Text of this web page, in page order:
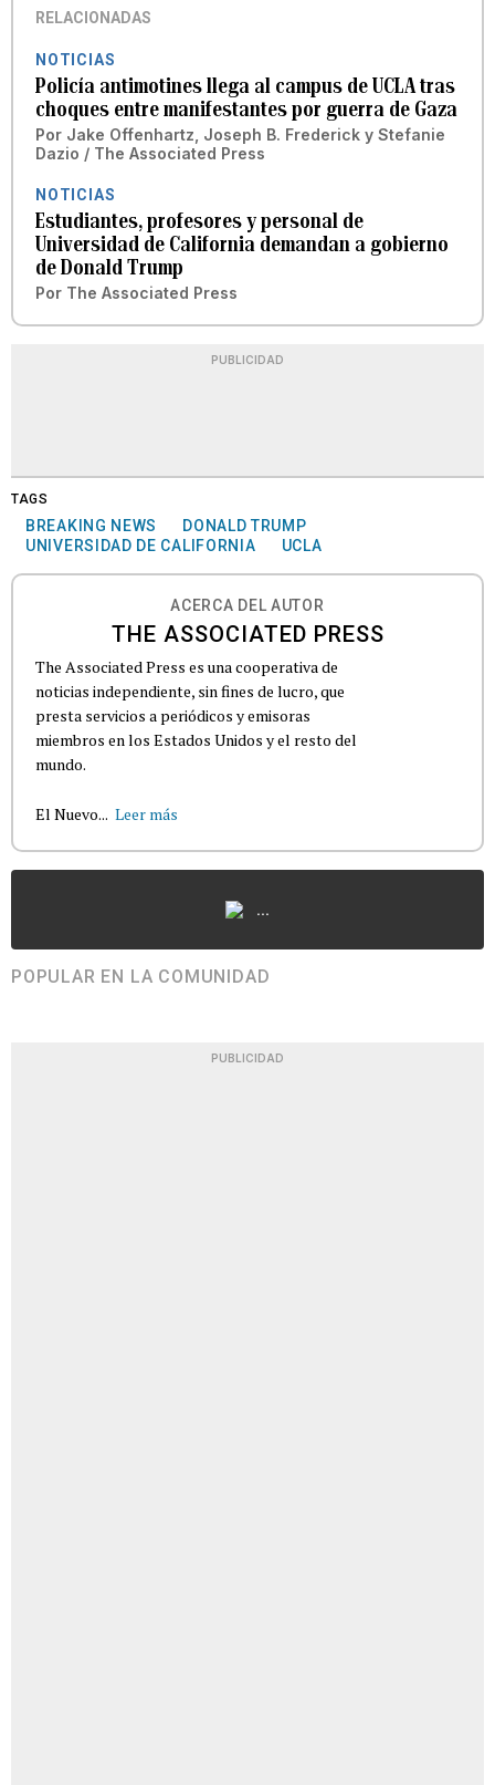
RELACIONADAS
NOTICIAS
Policía antimotines llega al campus de UCLA tras
choques entre manifestantes por guerra de Gaza
Por Jake Offenhartz, Joseph B. Frederick y Stefanie
Dazio / The Associated Press
NOTICIAS
Estudiantes, profesores y personal de
Universidad de California demandan a gobierno
de Donald Trump
Por The Associated Press
PUBLICIDAD
TAGS
BREAKING NEWS
DONALD TRUMP
UNIVERSIDAD DE CALIFORNIA
UCLA
ACERCA DEL AUTOR
THE ASSOCIATED PRESS
The Associated Press es una cooperativa de
noticias independiente, sin fines de lucro, que
presta servicios a periódicos y emisoras
miembros en los Estados Unidos y el resto del
mundo.
El Nuevo... Leer más
...
POPULAR EN LA COMUNIDAD
PUBLICIDAD